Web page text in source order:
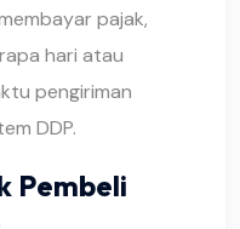
pajak,
hari atau
pengiriman
DDP.
Pembeli